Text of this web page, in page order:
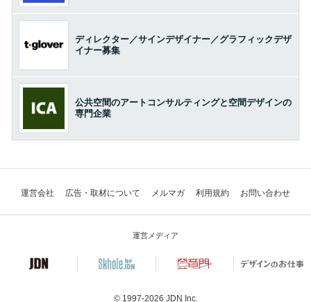
ディレクター／サインデザイナー／グラフィックデザ
イナー募集
公共空間のアートコンサルティングと空間デザインの
専門企業
運営会社 広告・取材について メルマガ 利用規約 お問い合わせ
運営メディア
© 1997-2026 JDN Inc.